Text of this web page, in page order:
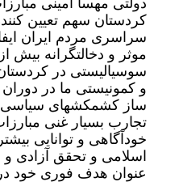
دولتی مهسا امینی
کردستان سهم تعیین
سراسری مردم ایران
موثر و دخالتگرانه
سوسیالیستی در
و کمونیستی ما در
ساز کشمکشهای سیاسی
تجارب بسیار غنی
خودآگاهی و توانایی
اسلامی و تحقق آزادی و
عنوان هدف فوری خود